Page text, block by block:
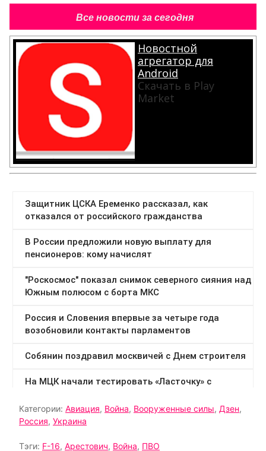
Все новости за сегодня
Новостной
агрегатор для
Android
Скачать в Play
Market
Категории: Авиация, Война, Вооруженные силы, Дзен,
Россия, Украина
Тэги: F-16, Арестович, Война, ПВО